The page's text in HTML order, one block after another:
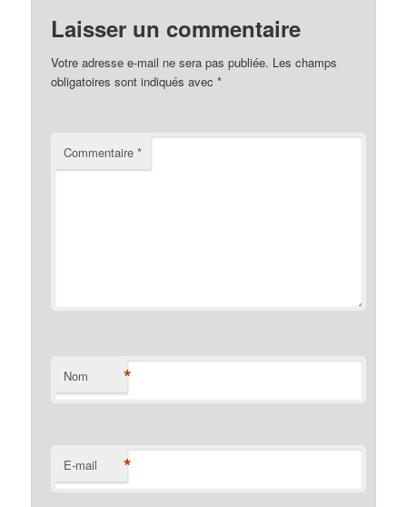
Laisser un commentaire
Votre adresse e-mail ne sera pas publiée. Les champs
obligatoires sont indiqués avec*
Commentaire*
Nom *
E-mail *